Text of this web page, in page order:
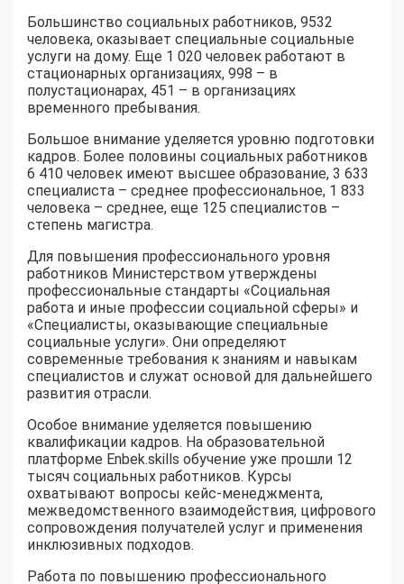
Большинство социальных работников, 9532
человека, оказывает специальные социальные
услуги на дому. Еще 1 020 человек работают в
стационарных организациях, 998 – в
полустационарах, 451 – в организациях
временного пребывания.
Большое внимание уделяется уровню подготовки
кадров. Более половины социальных работников
6 410 человек имеют высшее образование, 3 633
специалиста – среднее профессиональное, 1 833
человека – среднее, еще 125 специалистов –
степень магистра.
Для повышения профессионального уровня
работников Министерством утверждены
профессиональные стандарты «Социальная
работа и иные профессии социальной сферы» и
«Специалисты, оказывающие специальные
социальные услуги». Они определяют
современные требования к знаниям и навыкам
специалистов и служат основой для дальнейшего
развития отрасли.
Особое внимание уделяется повышению
квалификации кадров. На образовательной
платформе Enbek.skills обучение уже прошли 12
тысяч социальных работников. Курсы
охватывают вопросы кейс-менеджмента,
межведомственного взаимодействия, цифрового
сопровождения получателей услуг и применения
инклюзивных подходов.
Работа по повышению профессионального